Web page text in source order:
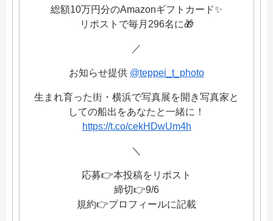
総額10万円分のAmazonギフトカード✨
リポストで毎月296名に🎁
／
お知らせ提供 @teppei_t_photo
生まれ育った街・横浜で写真展を開き写真家と
しての船出をあなたと一緒に！
https://t.co/cekHDwUm4h
＼
応募👉本投稿をリポスト
締切👉9/6
規約👉プロフィールに記載